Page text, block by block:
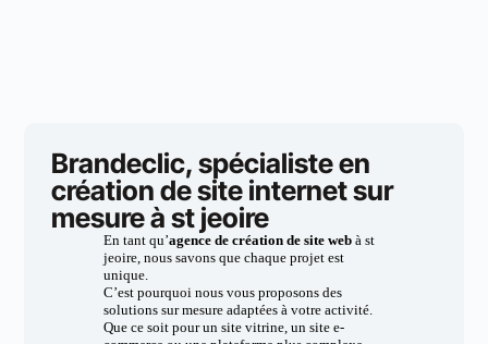
Brandeclic, spécialiste en
création de site internet sur
mesure à st jeoire
En tant qu’agence de création de site webà st
jeoire, nous savons que chaque projet est
unique.
C’est pourquoi nous vous proposons des
solutions sur mesure adaptées à votre activité.
Que ce soit pour un site vitrine, un site e-